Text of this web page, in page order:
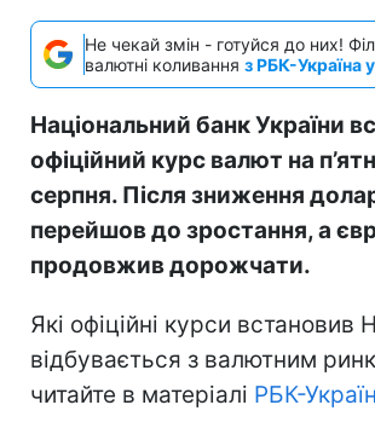
Не чекай змін - готуйся до них!
валютні коливання з РБК-Україна
Національний банк України
офіційний курс валют на
серпня. Після зниження
перейшов до зростання, а
продовжив дорожчати.
Які офіційні курси
відбувається з валютним
читайте в матеріалі РБК-